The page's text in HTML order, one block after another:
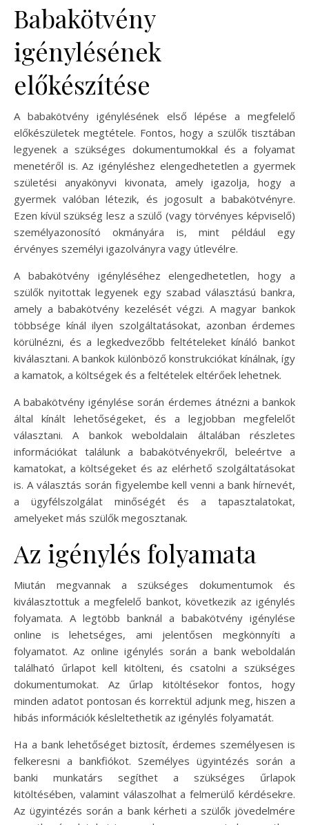
Babakötvény
igénylésének
előkészítése
A babakötvény igénylésének első lépése a megfelelő
előkészületek megtétele. Fontos, hogy a szülők tisztában
legyenek a szükséges dokumentumokkal és a folyamat
menetéről is. Az igényléshez elengedhetetlen a gyermek
születési anyakönyvi kivonata, amely igazolja, hogy a
gyermek valóban létezik, és jogosult a babakötvényre.
Ezen kívül szükség lesz a szülő (vagy törvényes képviselő)
személyazonosító okmányára is, mint például egy
érvényes személyi igazolványra vagy útlevélre.
A babakötvény igényléséhez elengedhetetlen, hogy a
szülők nyitottak legyenek egy szabad választású bankra,
amely a babakötvény kezelését végzi. A magyar bankok
többsége kínál ilyen szolgáltatásokat, azonban érdemes
körülnézni, és a legkedvezőbb feltételeket kínáló bankot
kiválasztani. A bankok különböző konstrukciókat kínálnak, így
a kamatok, a költségek és a feltételek eltérőek lehetnek.
A babakötvény igénylése során érdemes átnézni a bankok
által kínált lehetőségeket, és a legjobban megfelelőt
választani. A bankok weboldalain általában részletes
információkat találunk a babakötvényekről, beleértve a
kamatokat, a költségeket és az elérhető szolgáltatásokat
is. A választás során figyelembe kell venni a bank hírnevét,
a ügyfélszolgálat minőségét és a tapasztalatokat,
amelyeket más szülők megosztanak.
Az igénylés folyamata
Miután megvannak a szükséges dokumentumok és
kiválasztottuk a megfelelő bankot, következik az igénylés
folyamata. A legtöbb banknál a babakötvény igénylése
online is lehetséges, ami jelentősen megkönnyíti a
folyamatot. Az online igénylés során a bank weboldalán
található űrlapot kell kitölteni, és csatolni a szükséges
dokumentumokat. Az űrlap kitöltésekor fontos, hogy
minden adatot pontosan és korrektül adjunk meg, hiszen a
hibás információk késleltethetik az igénylés folyamatát.
Ha a bank lehetőséget biztosít, érdemes személyesen is
felkeresni a bankfiókot. Személyes ügyintézés során a
banki munkatárs segíthet a szükséges űrlapok
kitöltésében, valamint válaszolhat a felmerülő kérdésekre.
Az ügyintézés során a bank kérheti a szülők jövedelmére